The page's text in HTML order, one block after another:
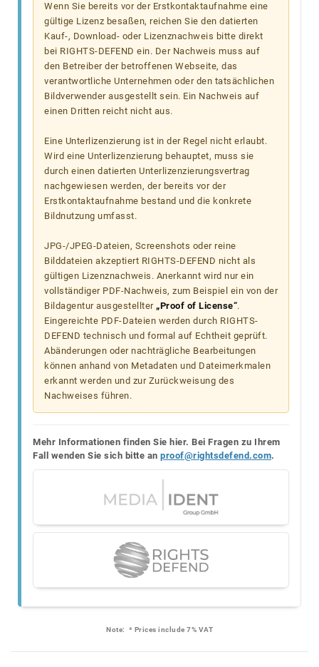
Wenn Sie bereits vor der Erstkontaktaufnahme eine
gültige Lizenz besaßen, reichen Sie den datierten
Kauf-, Download- oder Lizenznachweis bitte direkt
bei RIGHTS-DEFEND ein. Der Nachweis muss auf
den Betreiber der betroffenen Webseite, das
verantwortliche Unternehmen oder den tatsächlichen
Bildverwender ausgestellt sein. Ein Nachweis auf
einen Dritten reicht nicht aus.
Eine Unterlizenzierung ist in der Regel nicht erlaubt.
Wird eine Unterlizenzierung behauptet, muss sie
durch einen datierten Unterlizenzierungsvertrag
nachgewiesen werden, der bereits vor der
Erstkontaktaufnahme bestand und die konkrete
Bildnutzung umfasst.
JPG-/JPEG-Dateien, Screenshots oder reine
Bilddateien akzeptiert RIGHTS-DEFEND nicht als
gültigen Lizenznachweis. Anerkannt wird nur ein
vollständiger PDF-Nachweis, zum Beispiel ein von der
Bildagentur ausgestellter „Proof of License“.
Eingereichte PDF-Dateien werden durch RIGHTS-
DEFEND technisch und formal auf Echtheit geprüft.
Abänderungen oder nachträgliche Bearbeitungen
können anhand von Metadaten und Dateimerkmalen
erkannt werden und zur Zurückweisung des
Nachweises führen.
Mehr Informationen finden Sie hier. Bei Fragen zu Ihrem
Fall wenden Sie sich bitte an proof@rightsdefend.com.
Note: * Prices include 7% VAT